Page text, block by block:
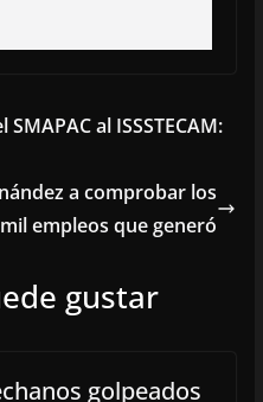
al ISSSTECAM:
a comprobar los
empleos que generó
gustar
golpeados